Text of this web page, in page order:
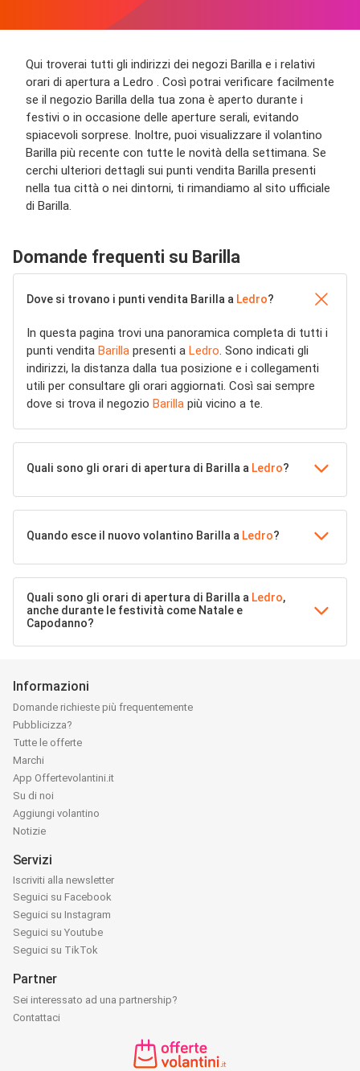
Qui troverai tutti gli indirizzi dei negozi Barilla e i relativi
orari di apertura a Ledro . Così potrai verificare facilmente
se il negozio Barilla della tua zona è aperto durante i
festivi o in occasione delle aperture serali, evitando
spiacevoli sorprese. Inoltre, puoi visualizzare il volantino
Barilla più recente con tutte le novità della settimana. Se
cerchi ulteriori dettagli sui punti vendita Barilla presenti
nella tua città o nei dintorni, ti rimandiamo al sito ufficiale
di Barilla.
Domande frequenti su Barilla
Dove si trovano i punti vendita Barilla a Ledro?
In questa pagina trovi una panoramica completa di tutti i
punti vendita Barilla presenti a Ledro. Sono indicati gli
indirizzi, la distanza dalla tua posizione e i collegamenti
utili per consultare gli orari aggiornati. Così sai sempre
dove si trova il negozio Barilla più vicino a te.
Quali sono gli orari di apertura di Barilla a Ledro?
Quando esce il nuovo volantino Barilla a Ledro?
Quali sono gli orari di apertura di Barilla a Ledro,
anche durante le festività come Natale e
Capodanno?
Informazioni
Domande richieste più frequentemente
Pubblicizza?
Tutte le offerte
Marchi
App Offertevolantini.it
Su di noi
Aggiungi volantino
Notizie
Servizi
Iscriviti alla newsletter
Seguici su Facebook
Seguici su Instagram
Seguici su Youtube
Seguici su TikTok
Partner
Sei interessato ad una partnership?
Contattaci